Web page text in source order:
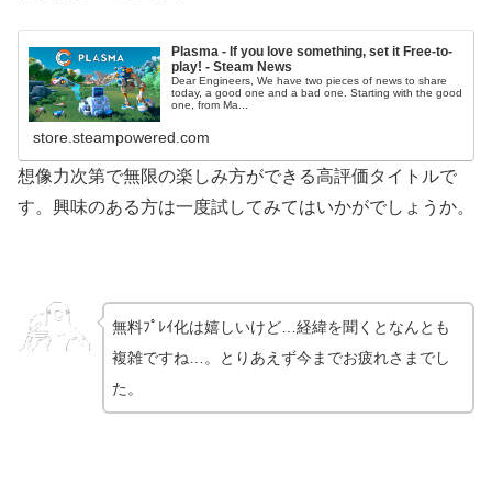
Plasma - If you love something, set it Free-to-
play! - Steam News
Dear Engineers, We have two pieces of news to share
today, a good one and a bad one. Starting with the good
one, from Ma...
store.steampowered.com
想像力次第で無限の楽しみ方ができる高評価タイトルで
す。興味のある方は一度試してみてはいかがでしょうか。
無料ﾌﾟﾚｲ化は嬉しいけど…経緯を聞くとなんとも
複雑ですね…。とりあえず今までお疲れさまでし
た。